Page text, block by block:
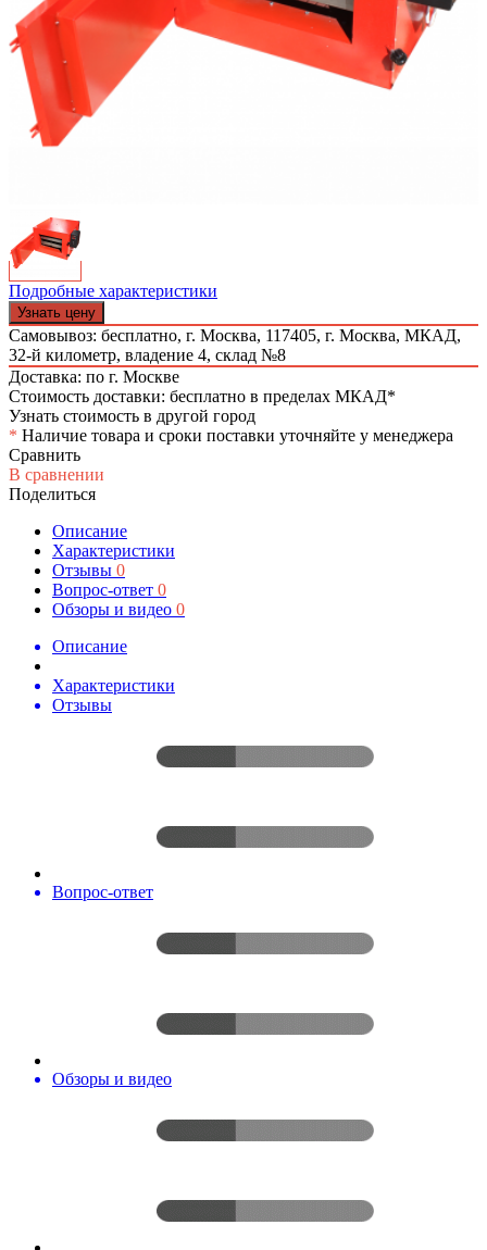
Подробные характеристики
Узнать цену
Самовывоз: бесплатно, г. Москва, 117405, г. Москва, МКАД,
32-й километр, владение 4, склад №8
Доставка: по г. Москве
Стоимость доставки: бесплатно в пределах МКАД*
Узнать стоимость в другой город
* Наличие товара и сроки поставки уточняйте у менеджера
Сравнить
В сравнении
Поделиться
Описание
Характеристики
Отзывы 0
Вопрос-ответ 0
Обзоры и видео 0
Описание
Характеристики
Отзывы
Вопрос-ответ
Обзоры и видео